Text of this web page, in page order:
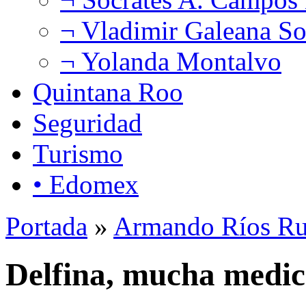
¬ Vladimir Galeana
¬ Yolanda Montalvo
Quintana Roo
Seguridad
Turismo
• Edomex
Portada » Armando Ríos
Delfina, mucha